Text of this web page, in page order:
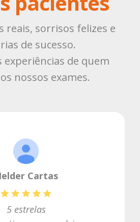
reais, sorrisos felizes e
de sucesso.
experiências de quem
nossos exames.
Cartas
5 estrelas